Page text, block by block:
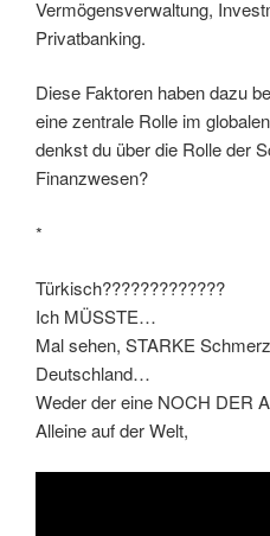
Vermögensverwaltung,
Privatbanking.
Diese Faktoren haben dazu
eine zentrale Rolle im
denkst du über die Rolle der
Finanzwesen?
*
Türkisch?????????????
Ich MÜSSTE…
Mal sehen, STARKE
Deutschland…
Weder der eine NOCH DER
Alleine auf der Welt,